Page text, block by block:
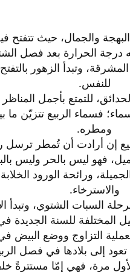
والجمال، حيث تتفتح
درجة الحرارة بعد فصل
وتبدأ الزھور
للنفس.​
للتمتع بأجمل
فسماء الربيع تتزيّن ما
ومطره.​
أرادت أن تُمطر ترسل
فھو ليس بالحر وليس
ورائحة الورود
والاسترخاء.​
السبات الشتوي، وتبدأ
المختلفة للسنة الجديدة
التزاوج ووضع
تعود إلى بلادها في فصل
مرة، فهي إمّا مستترةً